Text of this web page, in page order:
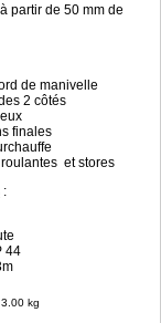
partir de 50 mm de
de manivelle
2 côtés
finales
et stores
:
44
kg